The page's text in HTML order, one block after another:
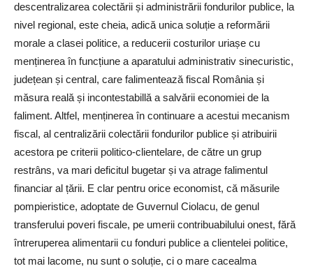
descentralizarea colectării și administrării fondurilor publice, la
nivel regional, este cheia, adică unica soluție a reformării
morale a clasei politice, a reducerii costurilor uriașe cu
menținerea în funcțiune a aparatului administrativ sinecuristic,
județean și central, care falimentează fiscal România și
măsura reală și incontestabillă a salvării economiei de la
faliment. Altfel, menținerea în continuare a acestui mecanism
fiscal, al centralizării colectării fondurilor publice și atribuirii
acestora pe criterii politico-clientelare, de către un grup
restrâns, va mari deficitul bugetar și va atrage falimentul
financiar al țării. E clar pentru orice economist, că măsurile
pompieristice, adoptate de Guvernul Ciolacu, de genul
transferului poveri fiscale, pe umerii contribuabilului onest, fără
întreruperea alimentarii cu fonduri publice a clientelei politice,
tot mai lacome, nu sunt o soluție, ci o mare cacealma